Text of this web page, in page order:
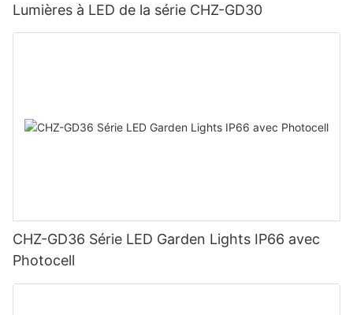
Lumières à LED de la série CHZ-GD30
CHZ-GD36 Série LED Garden Lights IP66 avec
Photocell